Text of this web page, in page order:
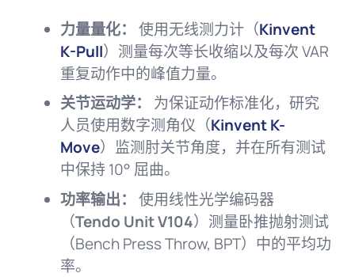
力量量化：
使用无线测力计（Kinvent
K-Pull）测量每次等长收缩以及每次 VAR
重复动作中的峰值力量。
关节运动学：
为保证动作标准化，研究
人员使用数字测角仪（Kinvent K-
Move）监测肘关节角度，并在所有测试
中保持 10° 屈曲。
功率输出：
使用线性光学编码器
（Tendo Unit V104）测量卧推抛射测试
（Bench Press Throw, BPT）中的平均功
率。